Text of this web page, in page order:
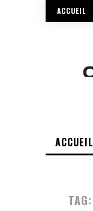
ACCUEIL
ACCUEIL
TAG: